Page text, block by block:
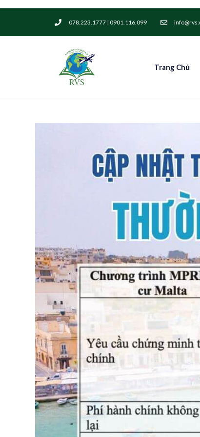
078.223.1777 | 0901.116.099
Trang Chủ